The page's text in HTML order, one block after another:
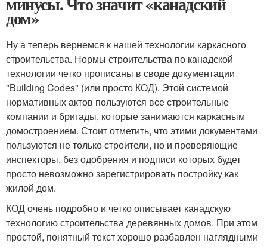
дом»
Ну а теперь вернемся к нашей технологии каркасного
строительства. Нормы строительства по канадской
технологии четко прописаны в своде документации
"Building Codes" (или просто КОД). Этой системой
нормативных актов пользуются все строительные
компании и бригады, которые занимаются каркасным
домостроением. Стоит отметить, что этими документами
пользуются не только строители, но и проверяющие
инспекторы, без одобрения и подписи которых будет
просто невозможно зарегистрировать постройку как
жилой дом.
КОД очень подробно и четко описывает канадскую
технологию строительства деревянных домов. При этом
простой, понятный текст хорошо разбавлен наглядными